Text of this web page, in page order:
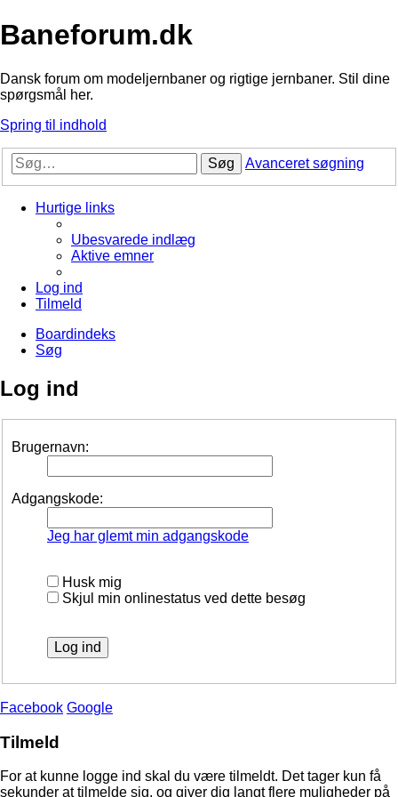
Baneforum.dk
Dansk forum om modeljernbaner og rigtige jernbaner. Stil dine
spørgsmål her.
Spring til indhold
Søg Avanceret søgning
Hurtige links
Ubesvarede indlæg
Aktive emner
Log ind
Tilmeld
Boardindeks
Søg
Log ind
Brugernavn:
Adgangskode:
Jeg har glemt min adgangskode
Husk mig
Skjul min onlinestatus ved dette besøg
Facebook Google
Tilmeld
For at kunne logge ind skal du være tilmeldt. Det tager kun få
sekunder at tilmelde sig, og giver dig langt flere muligheder på